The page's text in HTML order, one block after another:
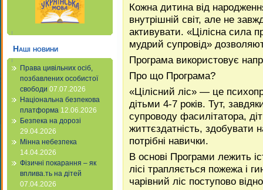
Наші новини
Права цивільних осіб,
позбавлених особистої
свободи 07.07.2026
Національна безпекова
платформа 12.06.2026
Безпека на дорозі
29.04.2026
Мінна небезпека
14.04.2026
Фізичні покарання – як
вплива.ть на дітей
07.04.2026
Кожна дитина від
внутрішній світ, але не
активувати. «Цілісна сила
мудрий супровід»
Програма використовує
Про що Програма?
«Цілісний ліс» — це
дітьми 4-7 років. Тут,
супроводу фасилітатора,
життєздатність, здобувати
потрібні навички.
В основі Програми лежить
лісі трапляється пожежа і
чарівний ліс поступово